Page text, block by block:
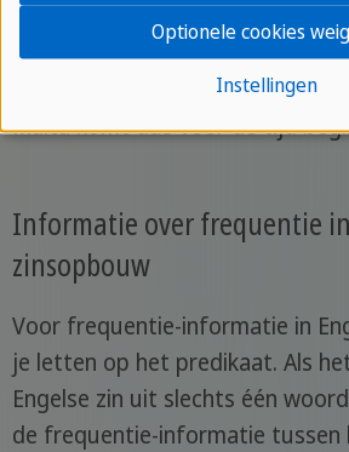
beschrijft dus de manier van
Engelse grammaticaregel "Hoe -
volgt daarna de regel "plaats
Malta komt dus voor de tijd
Informatie over frequentie
zinsopbouw
Voor frequentie-informatie in
je letten op het predikaat. Als
Engelse zin uit slechts één
de frequentie-informatie tussen
Instellingen
Optionele cookies